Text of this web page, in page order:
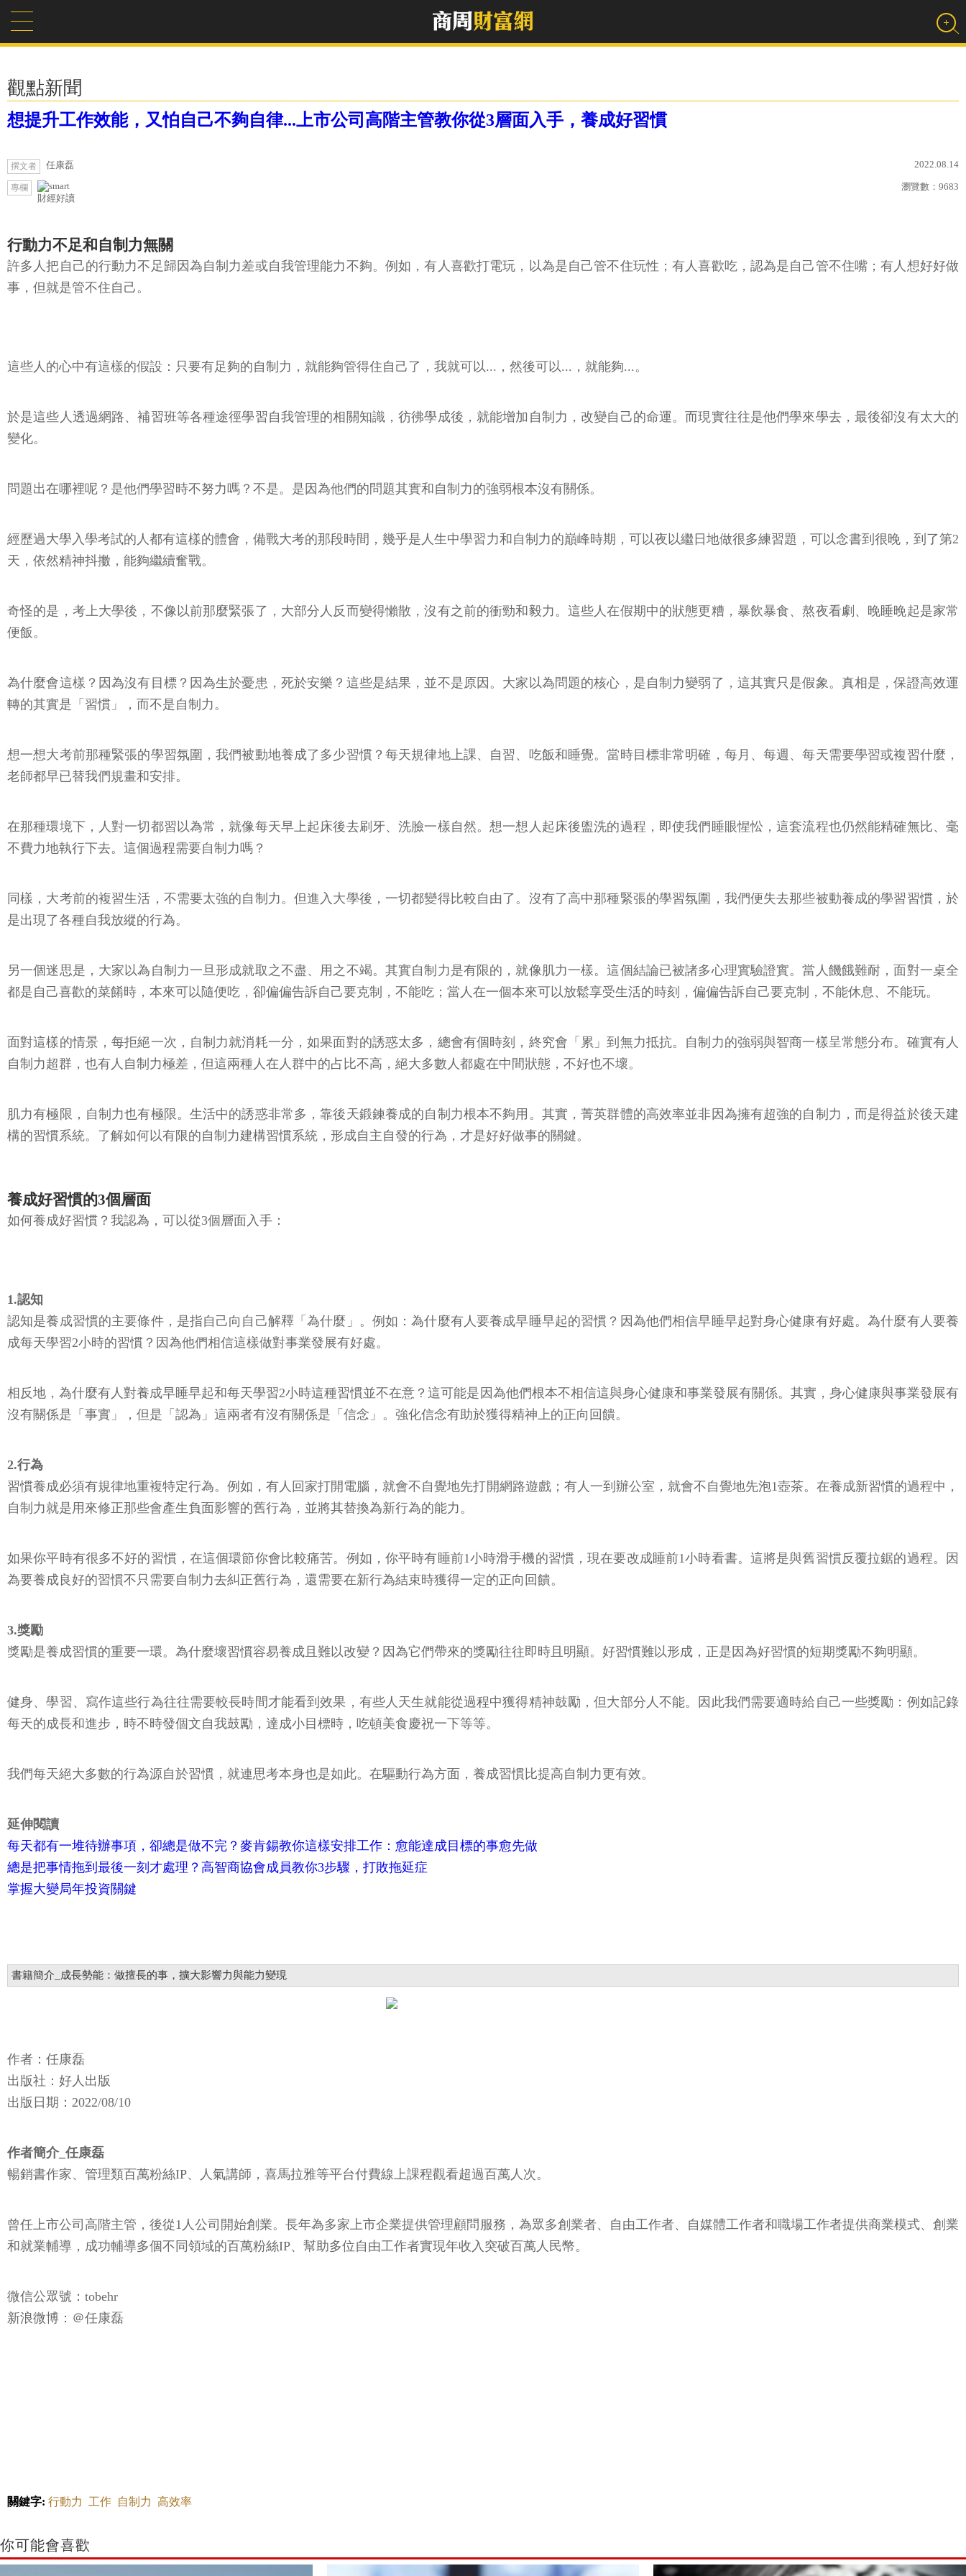
觀點新聞
想提升工作效能，又怕自己不夠自律...上市公司高階主管教你從3層面入手，養成好習慣
撰文者 任康磊 2022.08.14
專欄
財經好讀
瀏覽數： 9683
行動力不足和自制力無關
許多人把自己的行動力不足歸因為自制力差或自我管理能力不夠。例如，有人喜歡打電玩，以為是自己管不住玩性；有人喜歡吃，認為是自己管不住嘴；有人想好好做
事，但就是管不住自己。
這些人的心中有這樣的假設：只要有足夠的自制力，就能夠管得住自己了，我就可以...，然後可以...，就能夠...。
於是這些人透過網路、補習班等各種途徑學習自我管理的相關知識，彷彿學成後，就能增加自制力，改變自己的命運。而現實往往是他們學來學去，最後卻沒有太大的
變化。
問題出在哪裡呢？是他們學習時不努力嗎？不是。是因為他們的問題其實和自制力的強弱根本沒有關係。
經歷過大學入學考試的人都有這樣的體會，備戰大考的那段時間，幾乎是人生中學習力和自制力的巔峰時期，可以夜以繼日地做很多練習題，可以念書到很晚，到了第2
天，依然精神抖擻，能夠繼續奮戰。
奇怪的是，考上大學後，不像以前那麼緊張了，大部分人反而變得懶散，沒有之前的衝勁和毅力。這些人在假期中的狀態更糟，暴飲暴食、熬夜看劇、晚睡晚起是家常
便飯。
為什麼會這樣？因為沒有目標？因為生於憂患，死於安樂？這些是結果，並不是原因。大家以為問題的核心，是自制力變弱了，這其實只是假象。真相是，保證高效運
轉的其實是「習慣」，而不是自制力。
想一想大考前那種緊張的學習氛圍，我們被動地養成了多少習慣？每天規律地上課、自習、吃飯和睡覺。當時目標非常明確，每月、每週、每天需要學習或複習什麼，
老師都早已替我們規畫和安排。
在那種環境下，人對一切都習以為常，就像每天早上起床後去刷牙、洗臉一樣自然。想一想人起床後盥洗的過程，即使我們睡眼惺忪，這套流程也仍然能精確無比、毫
不費力地執行下去。這個過程需要自制力嗎？
同樣，大考前的複習生活，不需要太強的自制力。但進入大學後，一切都變得比較自由了。沒有了高中那種緊張的學習氛圍，我們便失去那些被動養成的學習習慣，於
是出現了各種自我放縱的行為。
另一個迷思是，大家以為自制力一旦形成就取之不盡、用之不竭。其實自制力是有限的，就像肌力一樣。這個結論已被諸多心理實驗證實。當人饑餓難耐，面對一桌全
都是自己喜歡的菜餚時，本來可以隨便吃，卻偏偏告訴自己要克制，不能吃；當人在一個本來可以放鬆享受生活的時刻，偏偏告訴自己要克制，不能休息、不能玩。
面對這樣的情景，每拒絕一次，自制力就消耗一分，如果面對的誘惑太多，總會有個時刻，終究會「累」到無力抵抗。自制力的強弱與智商一樣呈常態分布。確實有人
自制力超群，也有人自制力極差，但這兩種人在人群中的占比不高，絕大多數人都處在中間狀態，不好也不壞。
肌力有極限，自制力也有極限。生活中的誘惑非常多，靠後天鍛鍊養成的自制力根本不夠用。其實，菁英群體的高效率並非因為擁有超強的自制力，而是得益於後天建
構的習慣系統。了解如何以有限的自制力建構習慣系統，形成自主自發的行為，才是好好做事的關鍵。
養成好習慣的3個層面
如何養成好習慣？我認為，可以從3個層面入手：
1.認知
認知是養成習慣的主要條件，是指自己向自己解釋「為什麼」。例如：為什麼有人要養成早睡早起的習慣？因為他們相信早睡早起對身心健康有好處。為什麼有人要養
成每天學習2小時的習慣？因為他們相信這樣做對事業發展有好處。
相反地，為什麼有人對養成早睡早起和每天學習2小時這種習慣並不在意？這可能是因為他們根本不相信這與身心健康和事業發展有關係。其實，身心健康與事業發展有
沒有關係是「事實」，但是「認為」這兩者有沒有關係是「信念」。強化信念有助於獲得精神上的正向回饋。
2.行為
習慣養成必須有規律地重複特定行為。例如，有人回家打開電腦，就會不自覺地先打開網路遊戲；有人一到辦公室，就會不自覺地先泡1壺茶。在養成新習慣的過程中，
自制力就是用來修正那些會產生負面影響的舊行為，並將其替換為新行為的能力。
如果你平時有很多不好的習慣，在這個環節你會比較痛苦。例如，你平時有睡前1小時滑手機的習慣，現在要改成睡前1小時看書。這將是與舊習慣反覆拉鋸的過程。因
為要養成良好的習慣不只需要自制力去糾正舊行為，還需要在新行為結束時獲得一定的正向回饋。
3.獎勵
獎勵是養成習慣的重要一環。為什麼壞習慣容易養成且難以改變？因為它們帶來的獎勵往往即時且明顯。好習慣難以形成，正是因為好習慣的短期獎勵不夠明顯。
健身、學習、寫作這些行為往往需要較長時間才能看到效果，有些人天生就能從過程中獲得精神鼓勵，但大部分人不能。因此我們需要適時給自己一些獎勵：例如記錄
每天的成長和進步，時不時發個文自我鼓勵，達成小目標時，吃頓美食慶祝一下等等。
我們每天絕大多數的行為源自於習慣，就連思考本身也是如此。在驅動行為方面，養成習慣比提高自制力更有效。
延伸閱讀
每天都有一堆待辦事項，卻總是做不完？麥肯錫教你這樣安排工作：愈能達成目標的事愈先做
總是把事情拖到最後一刻才處理？高智商協會成員教你3步驟，打敗拖延症
掌握大變局年投資關鍵
書籍簡介_成長勢能：做擅長的事，擴大影響力與能力變現
作者：任康磊
出版社：好人出版
出版日期：2022/08/10
作者簡介_任康磊
暢銷書作家、管理類百萬粉絲IP、人氣講師，喜馬拉雅等平台付費線上課程觀看超過百萬人次。
曾任上市公司高階主管，後從1人公司開始創業。長年為多家上市企業提供管理顧問服務，為眾多創業者、自由工作者、自媒體工作者和職場工作者提供商業模式、創業
和就業輔導，成功輔導多個不同領域的百萬粉絲IP、幫助多位自由工作者實現年收入突破百萬人民幣。
微信公眾號：tobehr
新浪微博：＠任康磊
關鍵字: 行動力 工作 自制力 高效率
你可能會喜歡